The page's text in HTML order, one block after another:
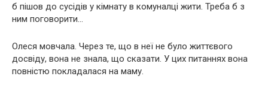
б пішов до сусідів у кімнату в комуналці жити. Треба б з
ним поговорити…
Олеся мовчала. Через те, що в неї не було життєвого
досвіду, вона не знала, що сказати. У цих питаннях вона
повністю покладалася на маму.